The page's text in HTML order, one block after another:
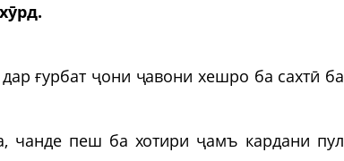
ғурбат ҷони ҷавони хешро ба сахтӣ ба
чанде пеш ба хотири ҷамъ кардани пул